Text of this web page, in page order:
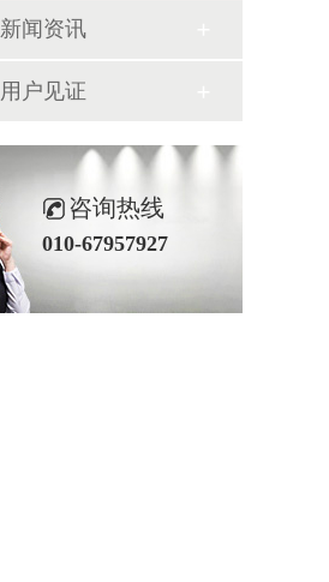
新闻资讯
用户见证
咨询热线
010-67957927